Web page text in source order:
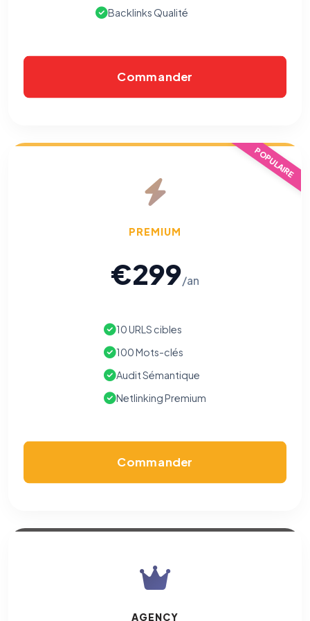
Backlinks Qualité
Commander
POPULAIRE
PREMIUM
€299/an
10 URLS cibles
100 Mots-clés
Audit Sémantique
Netlinking Premium
Commander
AGENCY